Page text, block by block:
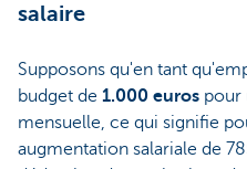
salaire
Supposons qu'en tant
budget de 1.000 euros pour
mensuelle, ce qui signifie
augmentation salariale de